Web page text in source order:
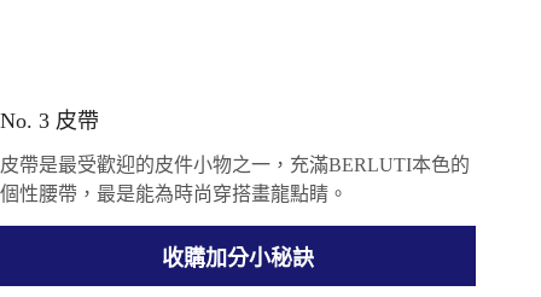
No. 3 皮帶
皮帶是最受歡迎的皮件小物之一，充滿BERLUTI本色的
個性腰帶，最是能為時尚穿搭畫龍點睛。
收購加分小秘訣